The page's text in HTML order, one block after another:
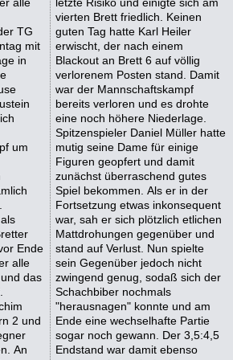
TG
mit
in
um
Ende
alle
das
2 und
An
der
und
spielte
nicht
der
am
Partie